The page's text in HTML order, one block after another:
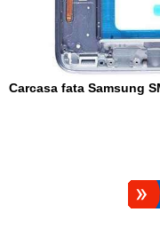
Carcasa fata Samsung